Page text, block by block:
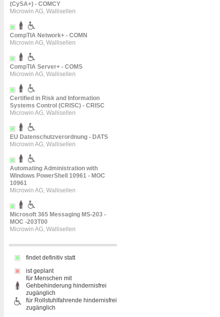
(CySA+) - COMCY
Microwin AG, Wallisellen
CompTIA Network+ - COMN
Microwin AG, Wallisellen
CompTIA Server+ - COMS
Microwin AG, Wallisellen
Certified in Risk and Information
Systems Control (CRISC) - CRISC
Microwin AG, Wallisellen
EU Datenschutzverordnung - DATS
Microwin AG, Wallisellen
Automating Administration with
Windows PowerShell 10961 - MOC
10961
Microwin AG, Wallisellen
Microsoft 365 Messaging MS-203 -
MOC -203T00
Microwin AG, Wallisellen
findet definitiv statt
ist geplant
für Menschen mit
Gehbehinderung hindernisfrei
zugänglich
für Rollstuhlfahrende hindernisfrei
zugänglich